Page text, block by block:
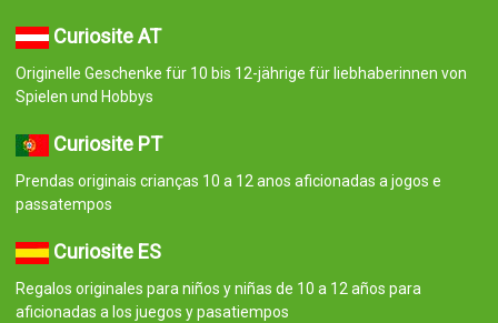
Curiosite AT
Originelle Geschenke für 10 bis 12-jährige für liebhaberinnen von
Spielen und Hobbys
Curiosite PT
Prendas originais crianças 10 a 12 anos aficionadas a jogos e
passatempos
Curiosite ES
Regalos originales para niños y niñas de 10 a 12 años para
aficionadas a los juegos y pasatiempos